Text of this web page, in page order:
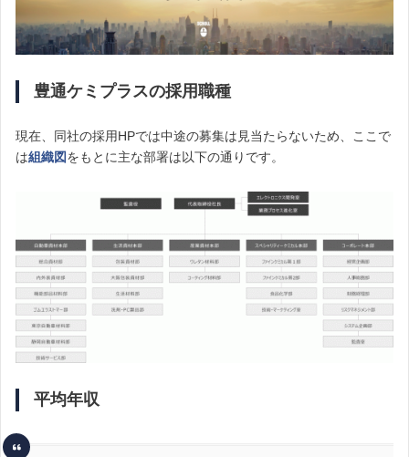
豊通ケミプラスの採用職種
現在、同社の採用HPでは中途の募集は見当たらないため、ここで
は組織図をもとに主な部署は以下の通りです。
平均年収